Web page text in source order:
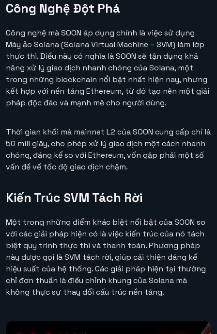
Công Nghệ Đột Phá
Công nghệ mà SOON áp dụng chính là việc sử dụng
Máy ảo Solana (Solana Virtual Machine – SVM) làm lớp
thực thi. Điều này có nghĩa là SOON sẽ tận dụng khả
năng xử lý giao dịch nhanh chóng của Solana, một
trong những blockchain nổi bật nhất hiện nay, nhưng
kết hợp với nền tảng Ethereum, từ đó tạo nên một giải
pháp độc đáo và mạnh mẽ cho người dùng.
Thời gian khối mà mainnet L2 của SOON cung cấp chỉ là
50 mili giây, cho phép xử lý giao dịch một cách nhanh
chóng, đáng kể so với Ethereum, vốn gặp phải một số
vấn đề về tốc độ giao dịch chậm.
Kiến Trúc SVM Tách Rời
Một trong những điểm khác biệt nổi bật của SOON so
với các giải pháp hiện có là việc kiến trúc của nó tách
biệt quy trình thực thi và thanh toán. Phương pháp
này được gọi là SVM tách rời, giúp cải thiện đáng kể
hiệu suất của hệ thống. Các giải pháp hiện tại thường
chỉ đơn thuần là điều chỉnh khung của Solana mà
không thực sự thay đổi cấu trúc nền tảng.